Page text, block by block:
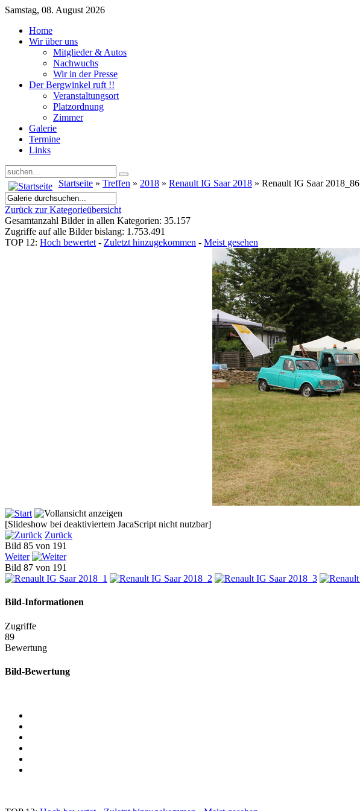
Samstag, 08. August 2026
Home
Wir über uns
Mitglieder & Autos
Nachwuchs
Wir in der Presse
Der Bergwinkel ruft !!
Veranstaltungsort
Platzordnung
Zimmer
Galerie
Termine
Links
Startseite » Treffen » 2018 » Renault IG Saar 2018 » Renault IG Saar 2018_86
Zurück zur Kategorieübersicht
Gesamtanzahl Bilder in allen Kategorien: 35.157
Zugriffe auf alle Bilder bislang: 1.753.491
TOP 12: Hoch bewertet - Zuletzt hinzugekommen - Meist gesehen
[Slideshow bei deaktiviertem JacaScript nicht nutzbar]
Zurück
Bild 85 von 191
Weiter
Bild 87 von 191
Bild-Informationen
Zugriffe
89
Bewertung
Bild-Bewertung